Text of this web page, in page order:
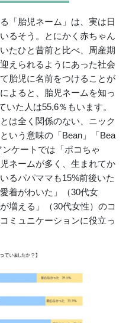
「胎児ネーム」は、実は日
るそう。とにかく赤ちゃん
たひと昔前と比べ、周産期
えられるようにあった社会
胎児に名前をつけることが
よると、胎児ネームを知っ
た人は55,6％もいます。
は全く関係のない、ニック
いう意味の「Bean」「Bea
ケートでは「ポコちゃ
ネームが多く、生まれてか
るパパママも15%前後いた
着がわいた」（30代女
増える」（30代女性）のコ
ミュニケーションに役立っ